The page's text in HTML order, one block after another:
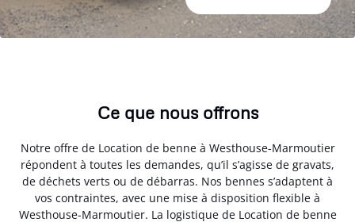
Ce que nous offrons
Notre offre de Location de benne à Westhouse-Marmoutier
répondent à toutes les demandes, qu’il s’agisse de gravats,
de déchets verts ou de débarras. Nos bennes s’adaptent à
vos contraintes, avec une mise à disposition flexible à
Westhouse-Marmoutier. La logistique de Location de benne